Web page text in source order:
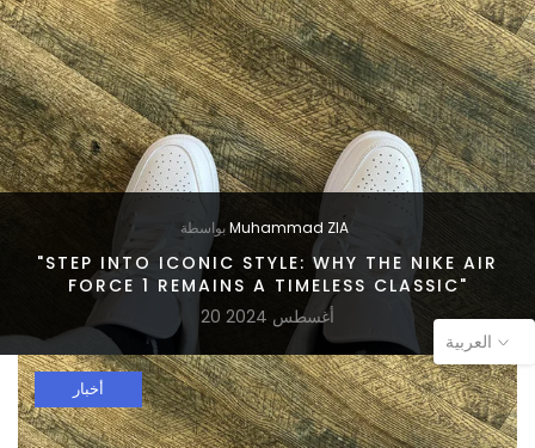
Muhammad ZIA
"STEP INTO ICONIC STYLE: WHY THE NIKE AIR
FORCE 1 REMAINS A TIMELESS CLASSIC"
20 أغسطس 2024
أخبار
العربية